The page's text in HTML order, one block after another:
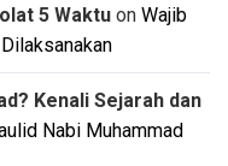
5 Waktu on Wajib
Kenali Sejarah dan
Nabi Muhammad